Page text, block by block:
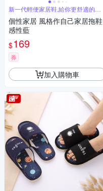
新一代輕便家居鞋,給你更舒適的個
性家居
個性家居 風格作自己家居拖鞋
感性藍
$169
券
加入購物車